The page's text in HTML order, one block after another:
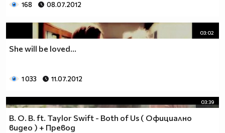
168 08.07.2012
03:02
She will be loved...
1 033 11.07.2012
03:39
B. O. B. ft. Taylor Swift - Both of Us ( Официално
видео ) + Превод